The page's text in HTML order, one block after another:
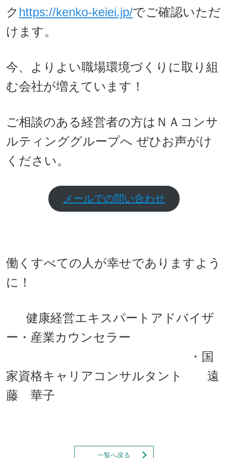
ク https://kenko-keiei.jp/でご確認いただ
けます。
今、よりよい職場環境づくりに取り組
む会社が増えています！
ご相談のある経営者の方はＮＡコンサ
ルティンググループへ ぜひお声がけ
ください。
メールでの問い合わせ
働くすべての人が幸せでありますよう
に！
健康経営エキスパートアドバイザ
ー・産業カウンセラー
・国
家資格キャリアコンサルタント 遠
藤 華子
一覧へ戻る